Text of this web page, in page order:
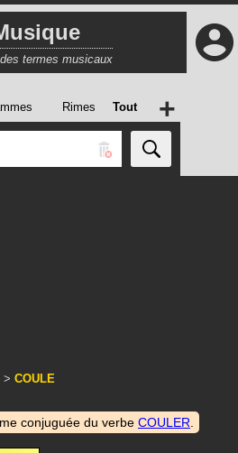
termes musicaux
Rimes Tout +
> COULE
conjuguée du verbe COULER